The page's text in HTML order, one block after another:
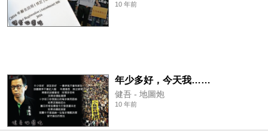
10 年前
年少多好，今天我……
健吾 - 地圖炮
10 年前